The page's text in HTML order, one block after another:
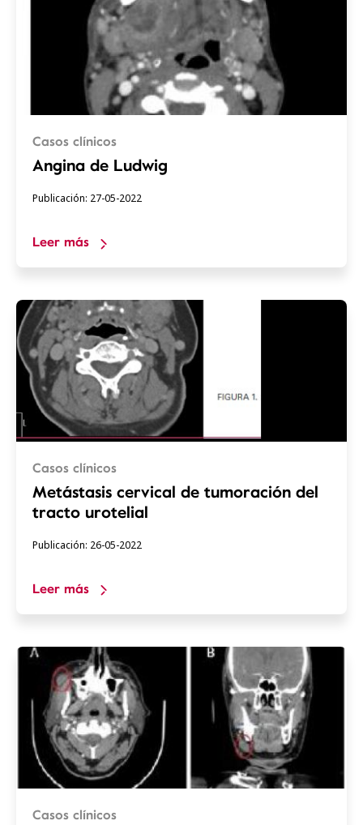
Casos clínicos
Angina de Ludwig
Publicación: 27-05-2022
Leer más
Casos clínicos
Metástasis cervical de tumoración del
tracto urotelial
Publicación: 26-05-2022
Leer más
Casos clínicos